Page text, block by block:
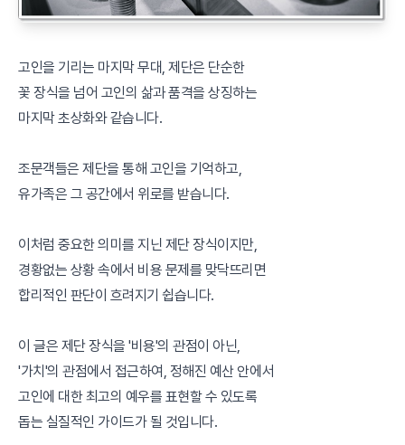
고인을 기리는 마지막 무대, 제단은 단순한
꽃 장식을 넘어 고인의 삶과 품격을 상징하는
마지막 초상화와 같습니다.
조문객들은 제단을 통해 고인을 기억하고,
유가족은 그 공간에서 위로를 받습니다.
이처럼 중요한 의미를 지닌 제단 장식이지만,
경황없는 상황 속에서 비용 문제를 맞닥뜨리면
합리적인 판단이 흐려지기 쉽습니다.
이 글은 제단 장식을 '비용'의 관점이 아닌,
'가치'의 관점에서 접근하여, 정해진 예산 안에서
고인에 대한 최고의 예우를 표현할 수 있도록
돕는 실질적인 가이드가 될 것입니다.